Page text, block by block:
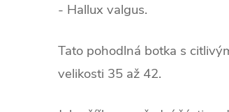
- Hallux valgus.
Tato pohodlná botka s
velikosti 35 až 42.